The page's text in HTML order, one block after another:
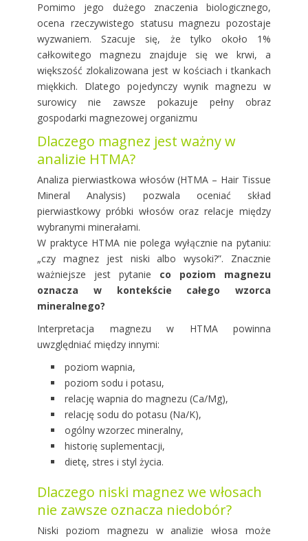
Pomimo jego dużego znaczenia biologicznego,
ocena rzeczywistego statusu magnezu pozostaje
wyzwaniem. Szacuje się, że tylko około 1%
całkowitego magnezu znajduje się we krwi, a
większość zlokalizowana jest w kościach i tkankach
miękkich. Dlatego pojedynczy wynik magnezu w
surowicy nie zawsze pokazuje pełny obraz
gospodarki magnezowej organizmu
Dlaczego magnez jest ważny w
analizie HTMA?
Analiza pierwiastkowa włosów (HTMA – Hair Tissue
Mineral Analysis) pozwala oceniać skład
pierwiastkowy próbki włosów oraz relacje między
wybranymi minerałami.
W praktyce HTMA nie polega wyłącznie na pytaniu:
„czy magnez jest niski albo wysoki?”. Znacznie
ważniejsze jest pytanie co poziom magnezu
oznacza w kontekście całego wzorca
mineralnego?
Interpretacja magnezu w HTMA powinna
uwzględniać między innymi:
poziom wapnia,
poziom sodu i potasu,
relację wapnia do magnezu (Ca/Mg),
relację sodu do potasu (Na/K),
ogólny wzorzec mineralny,
historię suplementacji,
dietę, stres i styl życia.
Dlaczego niski magnez we włosach
nie zawsze oznacza niedobór?
Niski poziom magnezu w analizie włosa może